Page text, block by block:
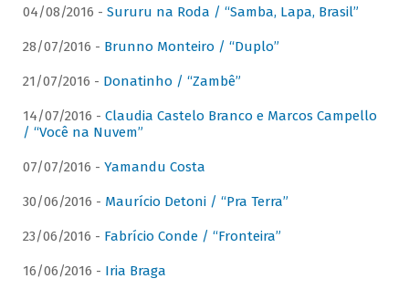
04/08/2016 - Sururu na Roda / “Samba, Lapa, Brasil”
28/07/2016 - Brunno Monteiro / “Duplo”
21/07/2016 - Donatinho / “Zambê”
14/07/2016 - Claudia Castelo Branco e Marcos Campello
/ “Você na Nuvem”
07/07/2016 - Yamandu Costa
30/06/2016 - Maurício Detoni / “Pra Terra”
23/06/2016 - Fabrício Conde / “Fronteira”
16/06/2016 - Iria Braga